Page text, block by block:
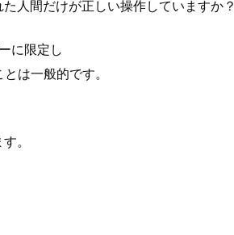
人間だけが正しい操作していますか？
に限定し
は一般的です。
。